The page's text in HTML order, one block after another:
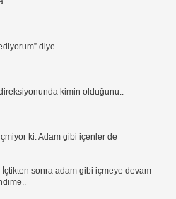
diye..
kimin olduğunu..
ki. Adam gibi içenler de
sonra adam gibi içmeye devam